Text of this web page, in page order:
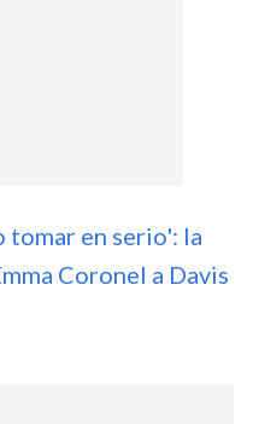
tomar en serio': la
Coronel a Davis